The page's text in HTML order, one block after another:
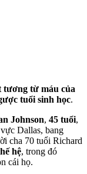
từ máu của
tuổi sinh học.
Johnson, 45 tuổi,
Dallas, bang
cha 70 tuổi Richard
hệ, trong đó
cái họ.